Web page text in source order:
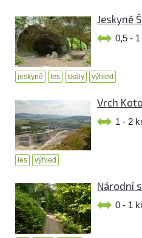
Jeskyně
0,5 -
jeskyně les skály výhled
Vrch
1 - 2
les výhled
Národní
0 - 1